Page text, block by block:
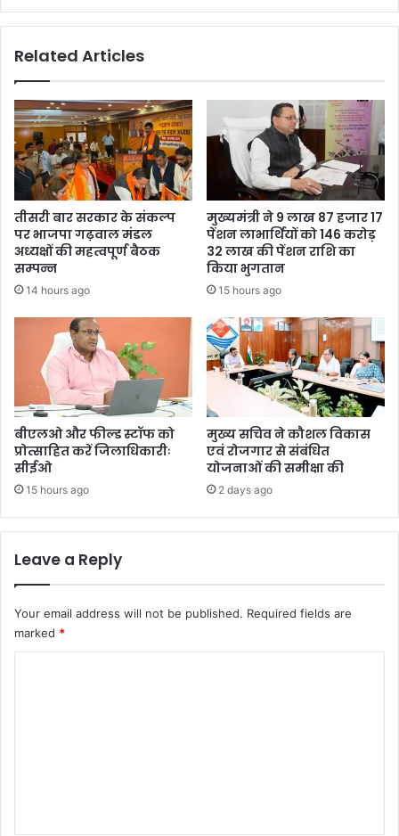
Related Articles
तीसरी बार सरकार के संकल्प
पर भाजपा गढ़वाल मंडल
अध्यक्षों की महत्वपूर्ण बैठक
सम्पन्न
14 hours ago
मुख्यमंत्री ने 9 लाख 87 हजार 17
पेंशन लाभार्थियों को 146 करोड़
32 लाख की पेंशन राशि का
किया भुगतान
15 hours ago
बीएलओ और फील्ड स्टॉफ को
प्रोत्साहित करें जिलाधिकारीः
सीईओ
15 hours ago
मुख्य सचिव ने कौशल विकास
एवं रोजगार से संबंधित
योजनाओं की समीक्षा की
2 days ago
Leave a Reply
Your email address will not be published. Required fields are
marked *